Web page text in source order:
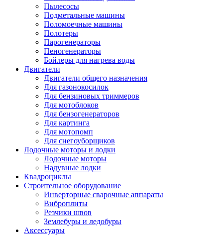
Пылесосы
Подметальные машины
Поломоечные машины
Полотеры
Парогенераторы
Пеногенераторы
Бойлеры для нагрева воды
Двигатели
Двигатели общего назначения
Для газонокосилок
Для бензиновых триммеров
Для мотоблоков
Для бензогенераторов
Для картинга
Для мотопомп
Для снегоуборщиков
Лодочные моторы и лодки
Лодочные моторы
Надувные лодки
Квадроциклы
Строительное оборудование
Инверторные сварочные аппараты
Виброплиты
Резчики швов
Землебуры и ледобуры
Аксессуары